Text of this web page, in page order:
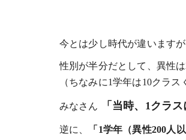
今とは少し時代が違います
性別が半分だとして、異性は
（ちなみに1学年は10クラス
みなさん 「当時、1クラ
逆に、
「1学年（異性200人